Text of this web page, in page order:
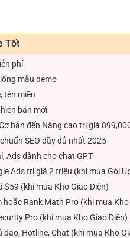
Tốt
phí
mẫu demo
tên miền
bản mới
bản đến Nâng cao trị giá
SEO đầy đủ nhất 2025
Ads dành cho chat GPT
Ads trị giá 2 triệu (khi mua Gói
(khi mua Kho Giao Diện)
Rank Math Pro (khi mua Kho
Pro (khi mua Kho Giao Diện)
Hotline, Chat (khi mua Kho